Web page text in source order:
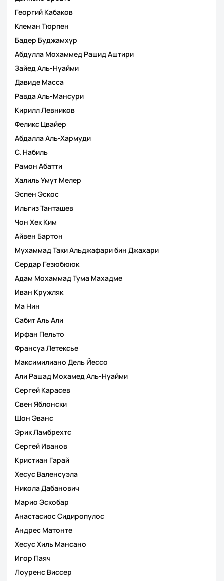
Георгий Кабаков
Клеман Тюрпен
Бадер Буджамхур
Абдулла Мохаммед Рашид Аштири
Зайед Аль-Нуайми
Давиде Масса
Равда Аль-Мансури
Кирилл Левников
Феликс Цвайер
Абдалла Аль-Хармуди
С. Набиль
Рамон Абатти
Халиль Умут Мелер
Эспен Эскос
Ильгиз Танташев
Чон Хек Ким
Айвен Бартон
Мухаммад Таки Альджафари бин Джахари
Сердар Гезюбююк
Адам Мохаммад Тума Махадме
Иван Кружляк
Ма Нин
Сабит Аль Али
Ирфан Пельто
Франсуа Летексье
Максимилиано Дель Йессо
Али Рашад Мохамед Аль-Нуайми
Сергей Карасев
Свен Яблонски
Шон Эванс
Эрик Ламбрехтс
Сергей Иванов
Кристиан Гарай
Хесус Валенсуэла
Никола Дабанович
Марио Эскобар
Анастасиос Сидиропулос
Андрес Матонте
Хесус Хиль Мансано
Игор Паяч
Лоуренс Виссер